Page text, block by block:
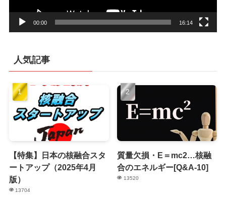
00:00 16:14
人気記事
【特集】日本の核融合スタ
ートアップ（2025年4月
版）
13704
質量欠損・E＝mc2…核融
合のエネルギー[Q&A-10]
13520